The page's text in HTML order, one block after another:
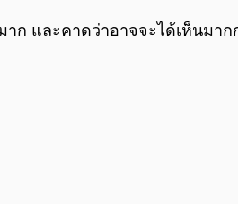
ก และคาดว่าอาจจะได้เห็นมาก